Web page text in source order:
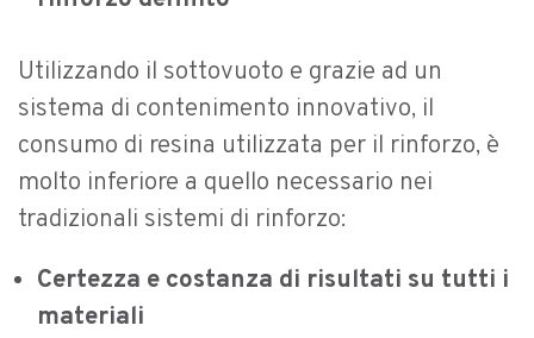
Utilizzando il sottovuoto e grazie ad un
sistema di contenimento innovativo, il
consumo di resina utilizzata per il rinforzo, è
molto inferiore a quello necessario nei
tradizionali sistemi di rinforzo:
Certezza e costanza di risultati su tutti i
materiali